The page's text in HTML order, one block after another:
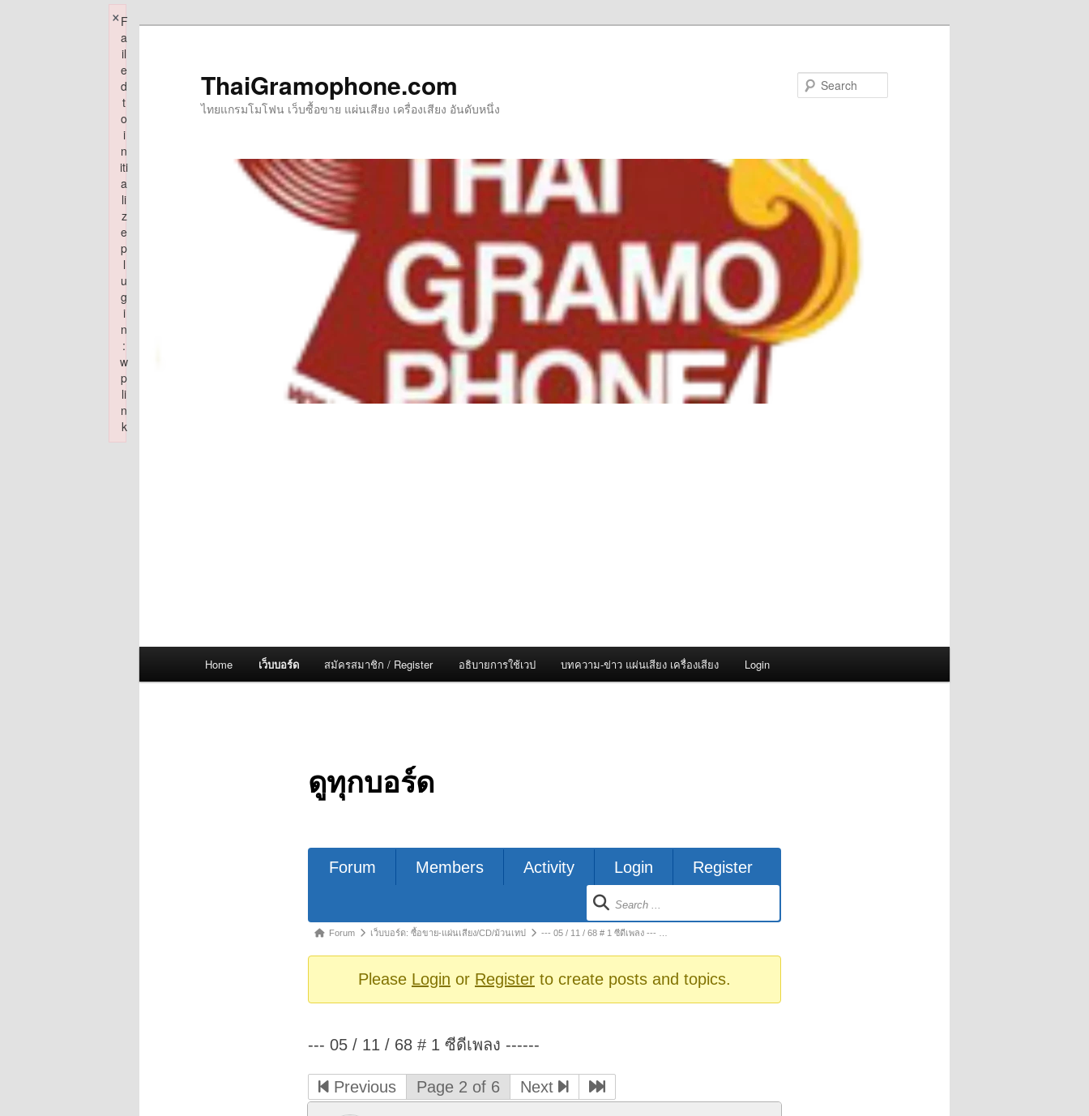
ThaiGramophone.com
ไทยแกรมโมโฟน เว็บซื้อขาย แผ่นเสียง เครื่องเสียง อันดับหนึ่ง
Home เว็บบอร์ด สมัครสมาชิก / Register อธิบายการใช้เวป บทความ-ข่าว แผ่นเสียง เครื่องเสียง Login
ดูทุกบอร์ด
Forum
Forum Members Activity Login Register
Forum
breadcrumbs
here:
Forum เว็บบอร์ด: ซื้อขาย-แผ่นเสียง/CD/ม้วนเทป --- 05 / 11 / 68 # 1 ซีดีเพลง --- …
Please Login or Registerto create posts and topics.
--- 05 / 11 / 68 # 1 ซีดีเพลง ------
Previous Page 2 of 6 Next
F
a
il
e
d
t
o
i
n
iti
a
li
z
e
p
l
u
g
i
n
:
w
p
li
n
k
×